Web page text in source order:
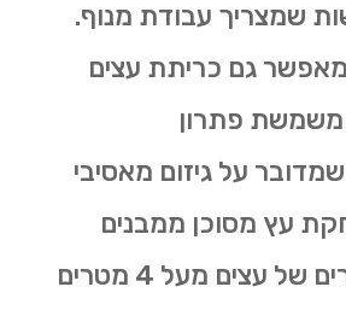
שמצריך עבודת מנוף.
מאפשר גם כריתת עצים
פתרון
על גיזום מאסיבי
עץ מסוכן ממבנים
קיימים. במקרים של עצים מעל 4 מטרים